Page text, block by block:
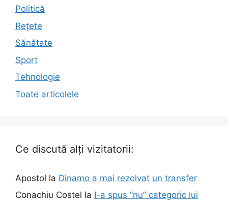
Politică
Rețete
Sănătate
Sport
Tehnologie
Toate articolele
Ce discută alți vizitatorii:
Apostol la Dinamo a mai rezolvat un transfer
Conachiu Costel la I-a spus ”nu” categoric lui